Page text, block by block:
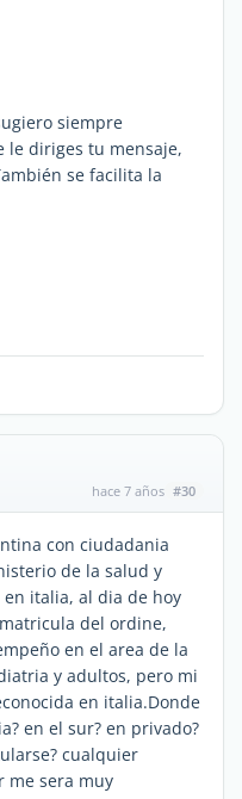
siempre
le diriges tu mensaje,
se facilita la
hace 7 años #30
con ciudadania
de la salud y
italia, al dia de hoy
del ordine,
en el area de la
y adultos, pero mi
en italia.Donde
en el sur? en privado?
cualquier
me sera muy